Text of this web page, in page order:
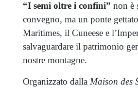
“I semi oltre i confini” non è
convegno, ma un ponte
Maritimes, il Cuneese e
salvaguardare il patrimonio
nostre montagne.
Organizzato dalla Maison des